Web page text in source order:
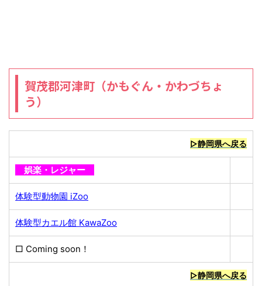
賀茂郡河津町（かもぐん・かわづちょ
う）
▷静岡県へ戻る
娯楽・レジャー
体験型動物園 iZoo
体験型カエル館 KawaZoo
□ Coming soon！
▷静岡県へ戻る